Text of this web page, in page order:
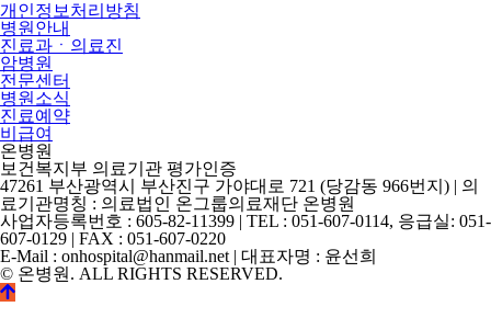
개인정보처리방침
병원안내
진료과ㆍ의료진
암병원
전문센터
병원소식
진료예약
비급여
온병원
보건복지부 의료기관 평가인증
47261 부산광역시 부산진구 가야대로 721 (당감동 966번지) | 의
료기관명칭 : 의료법인 온그룹의료재단 온병원
사업자등록번호 : 605-82-11399 | TEL : 051-607-0114, 응급실: 051-
607-0129 | FAX : 051-607-0220
E-Mail : onhospital@hanmail.net | 대표자명 : 윤선희
© 온병원. ALL RIGHTS RESERVED.
©
k2s0o2d0e0s1i0g1n.